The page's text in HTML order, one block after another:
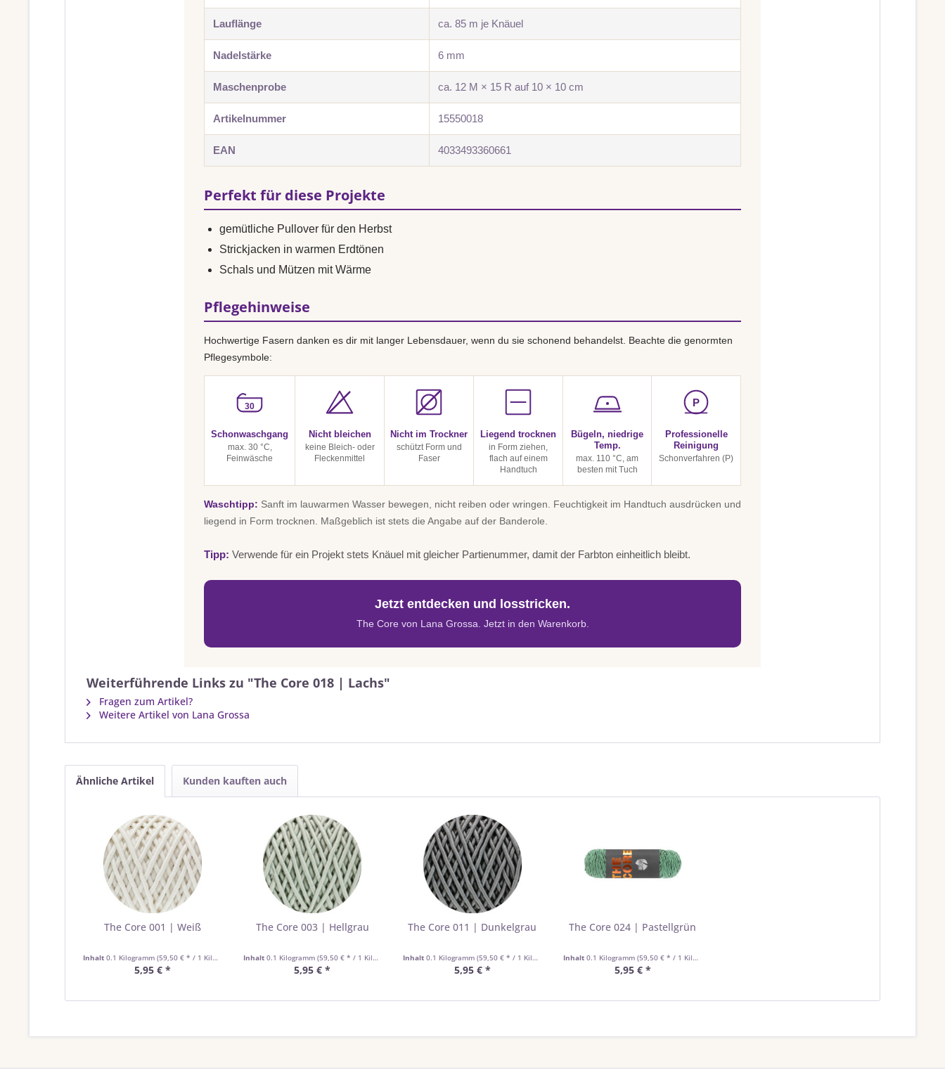
Lauflänge ca. 85 m je Knäuel
Nadelstärke 6 mm
Maschenprobe ca. 12 M × 15 R auf 10 × 10 cm
Artikelnummer 15550018
EAN 4033493360661
Perfekt für diese Projekte
gemütliche Pullover für den Herbst
Strickjacken in warmen Erdtönen
Schals und Mützen mit Wärme
Pflegehinweise
Hochwertige Fasern danken es dir mit langer Lebensdauer, wenn du sie schonend behandelst. Beachte die genormten
Pflegesymbole:
30
Schonwaschgang
max. 30 °C,
Feinwäsche
Nicht bleichen
keine Bleich- oder
Fleckenmittel
Nicht im Trockner
schützt Form und
Faser
Liegend trocknen
in Form ziehen,
flach auf einem
Handtuch
Bügeln, niedrige
Temp.
max. 110 °C, am
besten mit Tuch
P
Professionelle
Reinigung
Schonverfahren (P)
Waschtipp: Sanft im lauwarmen Wasser bewegen, nicht reiben oder wringen. Feuchtigkeit im Handtuch ausdrücken und
liegend in Form trocknen. Maßgeblich ist stets die Angabe auf der Banderole.
Tipp: Verwende für ein Projekt stets Knäuel mit gleicher Partienummer, damit der Farbton einheitlich bleibt.
Jetzt entdecken und losstricken.
The Core von Lana Grossa. Jetzt in den Warenkorb.
Weiterführende Links zu "The Core 018 | Lachs"
Fragen zum Artikel?
Weitere Artikel von Lana Grossa
Ähnliche Artikel Kunden kauften auch
The Core 001 | Weiß
Inhalt 0.1 Kilogramm (59,50 € * / 1 Kilogramm)
5,95 € *
The Core 003 | Hellgrau
Inhalt 0.1 Kilogramm (59,50 € * / 1 Kilogramm)
5,95 € *
The Core 011 | Dunkelgrau
Inhalt0.1 Kilogramm(59,50 € * / 1 Kilogramm)
5,95 € *
The Core 024 | Pastellgrün
Inhalt 0.1 Kilogramm (59,50 € * / 1 Kilogramm)
5,95 € *